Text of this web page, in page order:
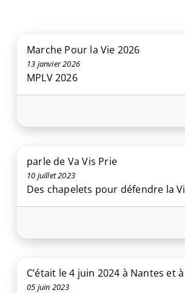
Marche Pour la Vie 2026
13 janvier 2026
MPLV 2026
parle de Va Vis Prie
10 juillet 2023
Des chapelets pour défendre la
C’était le 4 juin 2024 à Nantes et
05 juin 2023